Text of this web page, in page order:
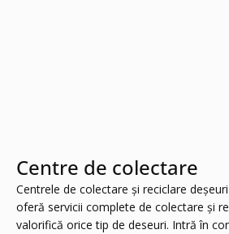
Centre de colectare
Centrele de colectare și reciclare
oferă servicii complete de colectare și
valorifică orice tip de deseuri. Intră în